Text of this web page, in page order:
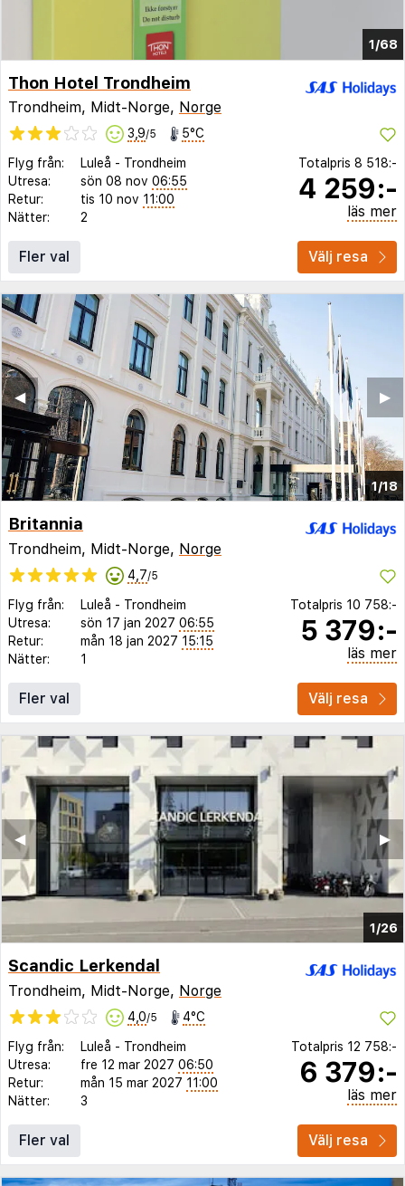
1/68
Thon Hotel Trondheim
Trondheim, Midt-Norge, Norge
3,9/5 5°C
Flyg från: Luleå - Trondheim
Utresa:
sön 08 nov 06:55
Retur:
tis 10 nov 11:00
Nätter:
2
Totalpris 8 518:-
4 259:-
läs mer
Fler val Välj resa
1/18
▶︎
◀︎
Britannia
Trondheim, Midt-Norge, Norge
4,7/5
Flyg från: Luleå - Trondheim
Utresa:
sön 17 jan 2027 06:55
Retur:
mån 18 jan 2027 15:15
Nätter:
1
Totalpris 10 758:-
5 379:-
läs mer
Fler val Välj resa
1/26
▶︎
◀︎
Scandic Lerkendal
Trondheim, Midt-Norge, Norge
4,0/5 4°C
Flyg från: Luleå - Trondheim
Utresa:
fre 12 mar 2027 06:50
Retur:
mån 15 mar 2027 11:00
Nätter:
3
Totalpris 12 758:-
6 379:-
läs mer
Fler val Välj resa